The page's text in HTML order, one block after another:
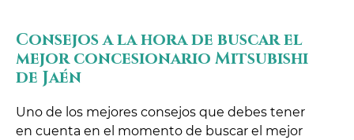
Consejos a la hora de buscar el
mejor concesionario Mitsubishi
de Jaén
Uno de los mejores consejos que debes tener
en cuenta en el momento de buscar el mejor